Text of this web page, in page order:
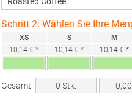
Schritt 2: Wählen Sie Ihre
XS
10,14 € *
S
10,14 € *
M
10,14 € *
Gesamt: 0 Stk.